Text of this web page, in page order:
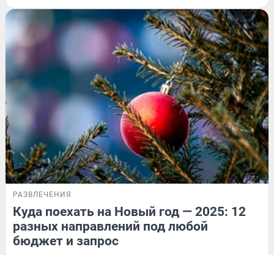
РАЗВЛЕЧЕНИЯ
Куда поехать на Новый год — 2025: 12
разных направлений под любой
бюджет и запрос